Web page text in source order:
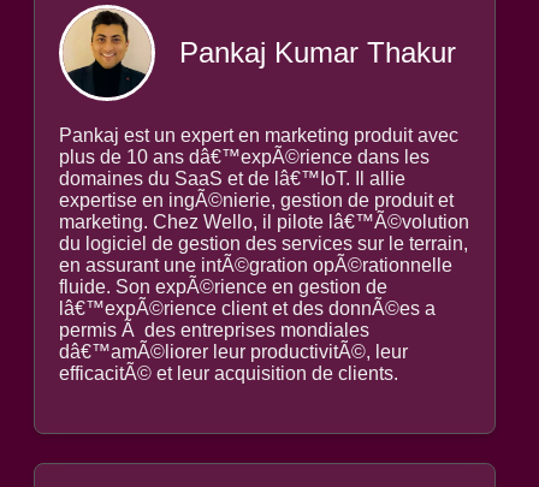
Pankaj Kumar Thakur
Pankaj est un expert en marketing produit avec
plus de 10 ans dâ€™expÃ©rience dans les
domaines du SaaS et de lâ€™IoT. Il allie
expertise en ingÃ©nierie, gestion de produit et
marketing. Chez Wello, il pilote lâ€™Ã©volution
du logiciel de gestion des services sur le terrain,
en assurant une intÃ©gration opÃ©rationnelle
fluide. Son expÃ©rience en gestion de
lâ€™expÃ©rience client et des donnÃ©es a
permis Ã des entreprises mondiales
dâ€™amÃ©liorer leur productivitÃ©, leur
efficacitÃ© et leur acquisition de clients.